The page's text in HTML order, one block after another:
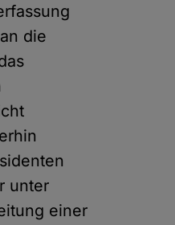
die
unter
einer